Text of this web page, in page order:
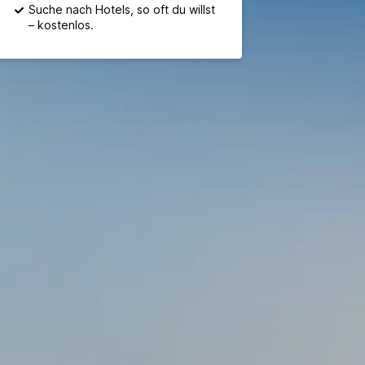
Suche nach Hotels, so oft du willst
– kostenlos.